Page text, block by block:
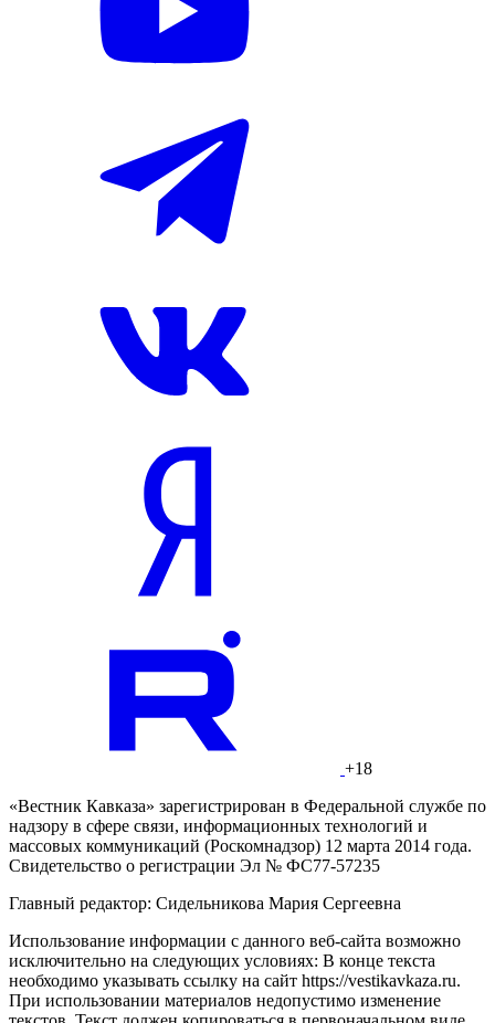
+18
«Вестник Кавказа» зарегистрирован в Федеральной службе по
надзору в сфере связи, информационных технологий и
массовых коммуникаций (Роскомнадзор) 12 марта 2014 года.
Свидетельство о регистрации Эл № ФС77-57235
Главный редактор: Сидельникова Мария Сергеевна
Использование информации с данного веб-сайта возможно
исключительно на следующих условиях: В конце текста
необходимо указывать ссылку на сайт https://vestikavkaza.ru.
При использовании материалов недопустимо изменение